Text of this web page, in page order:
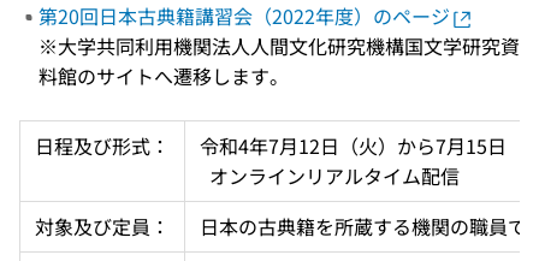
第20回日本古典籍講習会（2022年度）のページ
※大学共同利用機関法人人間文化研究機構国文学研究資
料館のサイトへ遷移します。
日程及び形式：
令和4年7月12日（火）から7月15日（
  オンラインリアルタイム配信
対象及び定員：
日本の古典籍を所蔵する機関の職員